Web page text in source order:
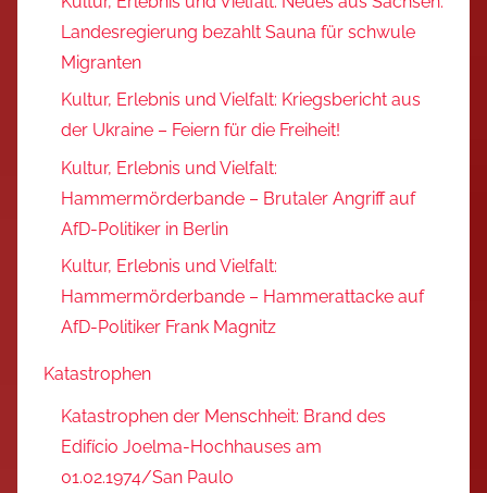
Landesregierung bezahlt Sauna für schwule
Migranten
Kultur, Erlebnis und Vielfalt: Kriegsbericht aus
der Ukraine – Feiern für die Freiheit!
Kultur, Erlebnis und Vielfalt:
Hammermörderbande – Brutaler Angriff auf
AfD-Politiker in Berlin
Kultur, Erlebnis und Vielfalt:
Hammermörderbande – Hammerattacke auf
AfD-Politiker Frank Magnitz
Katastrophen
Katastrophen der Menschheit: Brand des
Edifício Joelma-Hochhauses am
01.02.1974/San Paulo